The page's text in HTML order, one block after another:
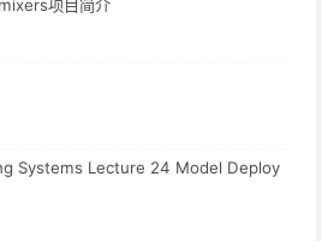
项目简介
Systems Lecture 24 Model Deploy